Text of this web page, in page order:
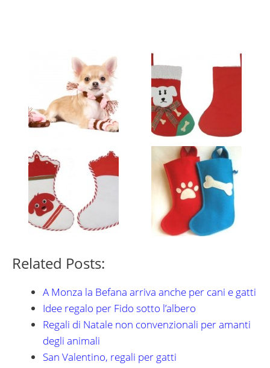
Related Posts:
A Monza la Befana arriva anche per cani e gatti
Idee regalo per Fido sotto l’albero
Regali di Natale non convenzionali per amanti
degli animali
San Valentino, regali per gatti